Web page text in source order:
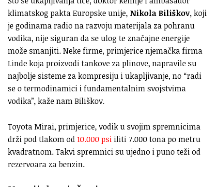
klimatskog pakta Europske unije, Nikola Biliškov, koji
je godinama radio na razvoju materijala za pohranu
vodika, nije siguran da se ulog te značajne energije
može smanjiti. Neke firme, primjerice njemačka firma
Linde koja proizvodi tankove za plinove, napravile su
najbolje sisteme za kompresiju i ukapljivanje, no “radi
se o termodinamici i fundamentalnim svojstvima
vodika”, kaže nam Biliškov.
Toyota Mirai, primjerice, vodik u svojim spremnicima
drži pod tlakom od10.000 psi iliti 7.000 tona po metru
kvadratnom. Takvi spremnici su ujedno i puno teži od
rezervoara za benzin.